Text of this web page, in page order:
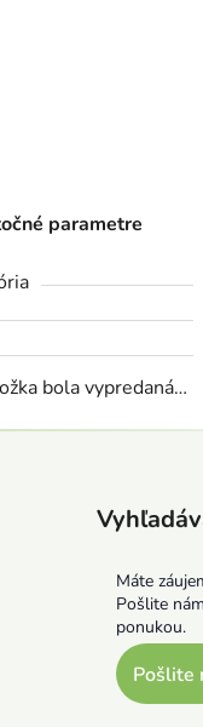
parametre
bola vypredaná…
Máte
Pošlite
ponukou.
Pošlite